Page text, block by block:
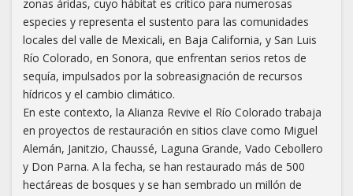
zonas áridas, cuyo hábitat es crítico para numerosas
especies y representa el sustento para las comunidades
locales del valle de Mexicali, en Baja California, y San Luis
Río Colorado, en Sonora, que enfrentan serios retos de
sequía, impulsados por la sobreasignación de recursos
hídricos y el cambio climático.
En este contexto, la Alianza Revive el Río Colorado trabaja
en proyectos de restauración en sitios clave como Miguel
Alemán, Janitzio, Chaussé, Laguna Grande, Vado Cebollero
y Don Parna. A la fecha, se han restaurado más de 500
hectáreas de bosques y se han sembrado un millón de